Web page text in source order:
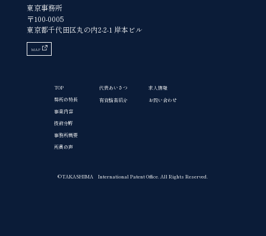
東京事務所
〒100-0005
東京都千代田区丸の内2-2-1 岸本ビル
MAP
TOP
弊所の特長
事業内容
技術分野
事務所概要
所員の声
代表あいさつ
有資格者紹介
求人情報
お問い合わせ
©TAKASHIMA International Patent Office. All Rights Reserved.